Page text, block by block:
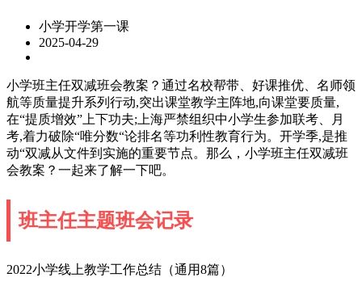
小学开学第一课
2025-04-29
小学班主任双减班会教案？通过名校帮带、好课推优、名师领
航等质量提升系列行动,突出课堂教学主阵地,向课堂要质量,
在“提质增效”上下功夫;上海严禁组织中小学生参加联考、月
考,着力破除“唯分数“论排名等功利性教育行为。开学季,是推
动“双减从文件到实施的重要节点。那么，小学班主任双减班
会教案？一起来了解一下吧。
班主任主题班会记录
2022小学线上教学工作总结（通用8篇）